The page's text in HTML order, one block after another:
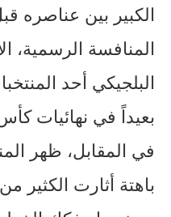
الكبير بين عناصره
المنافسة الرسمية،
البلجيكي أحد
بعيداً في نهائيات
في المقابل، ظهر
باهتة أثارت الكثير